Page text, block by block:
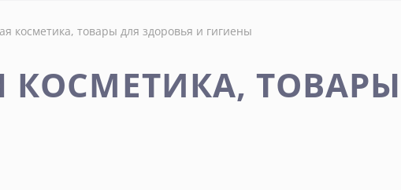
косметика, товары для здоровья и гигиены
КОСМЕТИКА,